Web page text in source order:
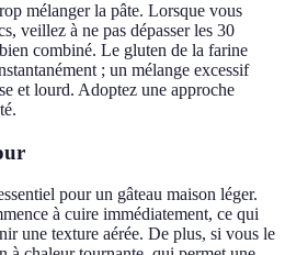
mélanger la pâte. Lorsque vous
veillez à ne pas dépasser les 30
combiné. Le gluten de la farine
; un mélange excessif
et lourd. Adoptez une approche
pour un gâteau maison léger.
à cuire immédiatement, ce qui
une texture aérée. De plus, si vous le